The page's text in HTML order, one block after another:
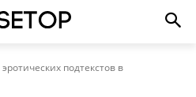
подтекстов в